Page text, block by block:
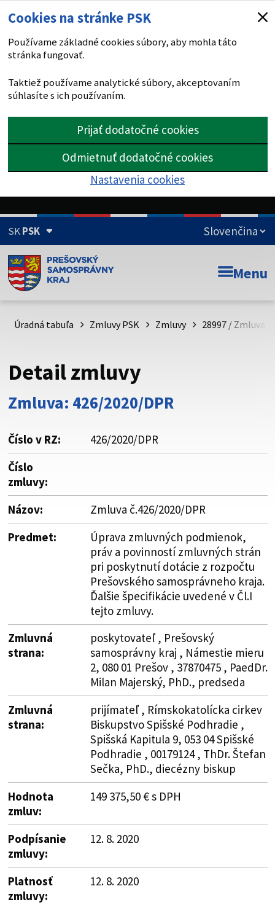
Cookies na stránke PSK
Používame základné cookies súbory, aby mohla táto
stránka fungovať.
Taktiež používame analytické súbory, akceptovaním
súhlasíte s ich používaním.
Prijať dodatočné cookies
Odmietnuť dodatočné cookies
Nastavenia cookies
SKPSK
Doména psk.sk je oficiálna
Toto je oficiálna webová stránka Prešovského
psk.sk.
Buďte pozorní a vždy sa uistite, že zdieľate informácie iba
cez zabezpečenú webovú stránku. Zabezpečená stránka
vždy začína https:// pred názvom domény webového sídla.
Menu
Úradná tabuľa Zmluvy PSK Zmluvy 28997 / Zmluva
Detail zmluvy
Zmluva: 426/2020/DPR
Číslo v RZ:
426/2020/DPR
Číslo
zmluvy:
Názov:
Zmluva č.426/2020/DPR
Predmet:
Úprava zmluvných podmienok,
práv a povinností zmluvných strán
pri poskytnutí dotácie z rozpočtu
Prešovského samosprávneho kraja.
Ďalšie špecifikácie uvedené v Čl.I
tejto zmluvy.
Zmluvná
strana:
poskytovateľ , Prešovský
samosprávny kraj , Námestie mieru
2, 080 01 Prešov , 37870475 , PaedDr.
Milan Majerský, PhD., predseda
Zmluvná
strana:
prijímateľ , Rímskokatolícka cirkev
Biskupstvo Spišské Podhradie ,
Spišská Kapitula 9, 053 04 Spišské
Podhradie , 00179124 , ThDr. Štefan
Sečka, PhD., diecézny biskup
Hodnota
zmluv:
149 375,50 € s DPH
Podpísanie
zmluvy:
12. 8. 2020
Platnosť
zmluvy:
12. 8. 2020